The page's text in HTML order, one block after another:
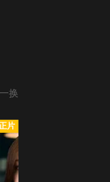
换
片